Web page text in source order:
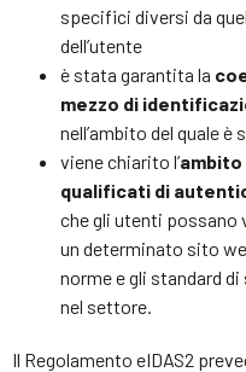
specifici diversi da
dell’utente
è stata garantita la
mezzo di
nell’ambito del quale è
viene chiarito l’
qualificati di
che gli utenti possano
un determinato sito
norme e gli standard
nel settore.
Il Regolamento eIDAS2